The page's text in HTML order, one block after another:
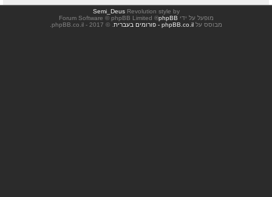
Revolution style by
Semi_Deus
מופעל על ידי phpBB
® Forum Software © phpBB Limited
מבוסס על phpBB.co.il - פורומים בעברית . © 2017 - phpBB.co.il.